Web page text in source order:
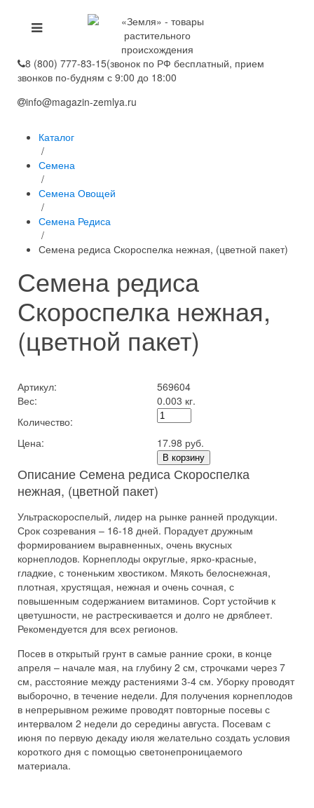
8 (800) 777-83-15(звонок по РФ бесплатный, прием
звонков по-будням с 9:00 до 18:00
info@magazin-zemlya.ru
Каталог
/
Семена
/
Семена Овощей
/
Семена Редиса
/
Семена редиса Скороспелка нежная, (цветной пакет)
Семена редиса
Скороспелка нежная,
(цветной пакет)
Артикул:
569604
Вес:
0.003 кг.
Количество:
Цена:
17.98 руб.
В корзину
Описание Семена редиса Скороспелка
нежная, (цветной пакет)
Ультраскороспелый, лидер на рынке ранней продукции.
Срок созревания – 16-18 дней. Порадует дружным
формированием выравненных, очень вкусных
корнеплодов. Корнеплоды округлые, ярко-красные,
гладкие, с тоненьким хвостиком. Мякоть белоснежная,
плотная, хрустящая, нежная и очень сочная, с
повышенным содержанием витаминов. Сорт устойчив к
цветушности, не растрескивается и долго не дряблеет.
Рекомендуется для всех регионов.
Посев в открытый грунт в самые ранние сроки, в конце
апреля – начале мая, на глубину 2 см, строчками через 7
см, расстояние между растениями 3-4 см. Уборку проводят
выборочно, в течение недели. Для получения корнеплодов
в непрерывном режиме проводят повторные посевы с
интервалом 2 недели до середины августа. Посевам с
июня по первую декаду июля желательно создать условия
короткого дня с помощью светонепроницаемого
материала.